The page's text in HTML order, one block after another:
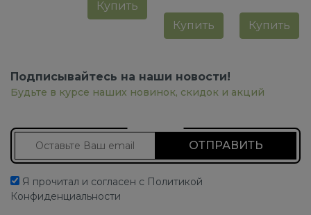
Купить
Купить Купить
Подписывайтесь на наши новости!
Будьте в курсе наших новинок, скидок и акций
Я прочитал и согласен с Политикой
Конфиденциальности